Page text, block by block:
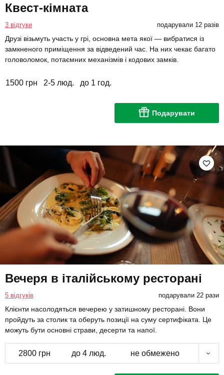
Квест-кімната
3 відгуки подарували 12 разів
Друзі візьмуть участь у грі, основна мета якої — вибратися із
замкненого приміщення за відведений час. На них чекає багато
головоломок, потаємних механізмів і кодових замків.
1500 грн 2-5 люд. до 1 год.
Подарувати
Вечеря в італійському ресторані
5 відгуків подарували 22 рази
Клієнти насолодяться вечерею у затишному ресторані. Вони
пройдуть за столик та оберуть позиції на суму сертифіката. Це
можуть бути основні страви, десерти та напої.
2800 грн до 4 люд. не обмежено